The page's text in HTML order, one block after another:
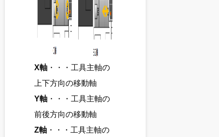
X軸 ・・・工具主軸の
上下方向の移動軸
Y軸 ・・・工具主軸の
前後方向の移動軸
Z軸 ・・・工具主軸の